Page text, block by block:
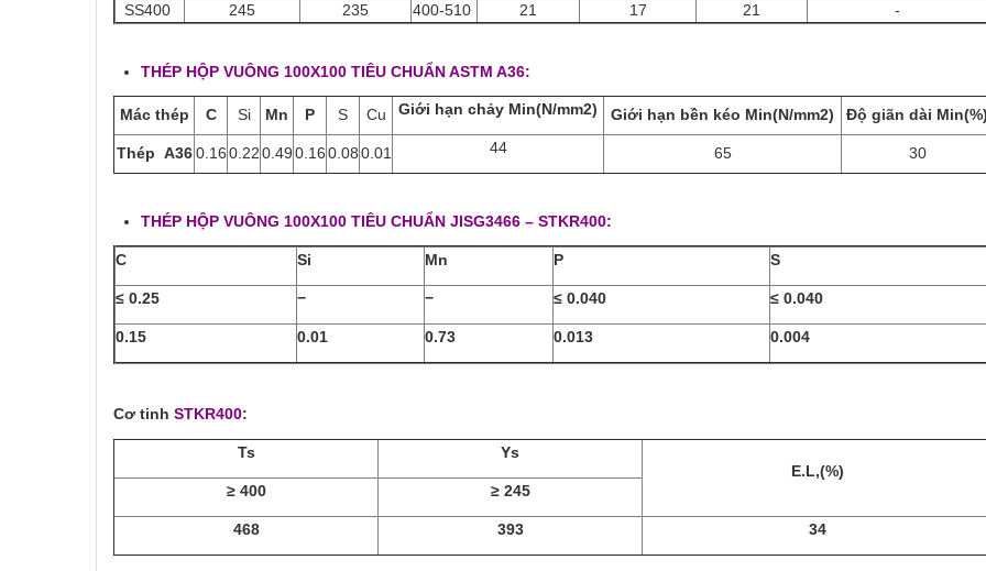
SS400
245 235 400-510 21 17 21 -
THÉP HỘP VUÔNG 100X100 TIÊU CHUẨN ASTM A36:
Mác thép C Si Mn P S Cu Giới hạn chảy Min(N/mm2) Giới hạn bền kéo Min(N/mm2) Độ giãn dài
Thép A36 0.16 0.22 0.49 0.16 0.08 0.01 44 65 30
THÉP HỘP VUÔNG 100X100 TIÊU CHUẨN JISG3466 – STKR400:
C Si Mn P S
≤ 0.25 − − ≤ 0.040 ≤ 0.040
0.15 0.01 0.73 0.013 0.004
Cơ tinh STKR400:
Ts
Ys
E.L,(%)
≥ 400
≥ 245
468 393 34